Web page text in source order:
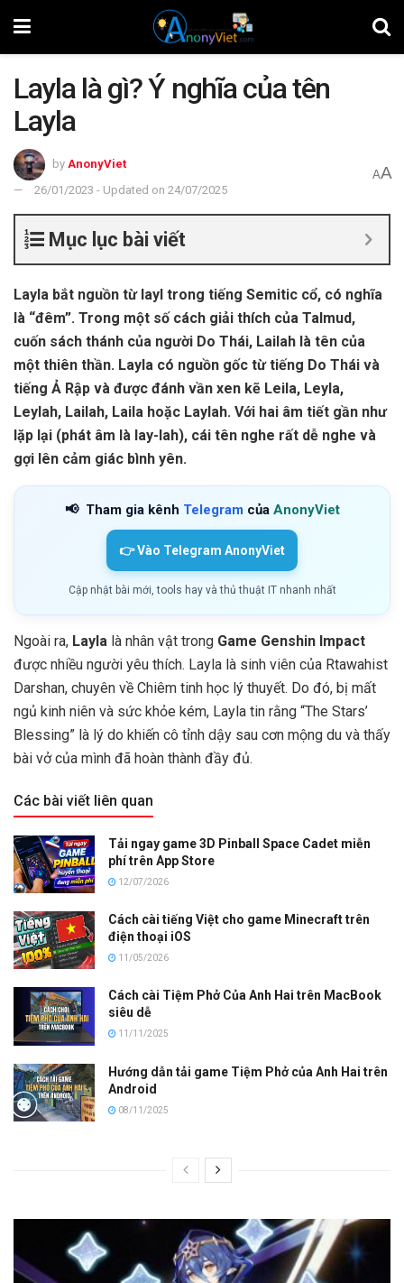
Layla là gì? Ý nghĩa của tên
Layla
by AnonyViet
26/01/2023 - Updated on 24/07/2025
AA
Mục lục bài viết
Layla bắt nguồn từ layl trong tiếng Semitic cổ, có nghĩa
là “đêm”. Trong một số cách giải thích của Talmud,
cuốn sách thánh của người Do Thái, Lailah là tên của
một thiên thần. Layla có nguồn gốc từ tiếng Do Thái và
tiếng Ả Rập và được đánh vần xen kẽ Leila, Leyla,
Leylah, Lailah, Laila hoặc Laylah. Với hai âm tiết gần như
lặp lại (phát âm là lay-lah), cái tên nghe rất dễ nghe và
gợi lên cảm giác bình yên.
📢 Tham gia kênh Telegram của AnonyViet
👉 Vào Telegram AnonyViet
Cập nhật bài mới, tools hay và thủ thuật IT nhanh nhất
Ngoài ra, Layla là nhân vật trong Game Genshin Impact
được nhiều người yêu thích. Layla là sinh viên của Rtawahist
Darshan, chuyên về Chiêm tinh học lý thuyết. Do đó, bị mất
ngủ kinh niên và sức khỏe kém, Layla tin rằng “The Stars’
Blessing” là lý do khiến cô tỉnh dậy sau cơn mộng du và thấy
bài vở của mình đã hoàn thành đầy đủ.
Các bài viết liên quan
Tải ngay game 3D Pinball Space Cadet miễn
phí trên App Store
12/07/2026
Cách cài tiếng Việt cho game Minecraft trên
điện thoại iOS
11/05/2026
Cách cài Tiệm Phở Của Anh Hai trên MacBook
siêu dễ
11/11/2025
Hướng dẫn tải game Tiệm Phở của Anh Hai trên
Android
08/11/2025